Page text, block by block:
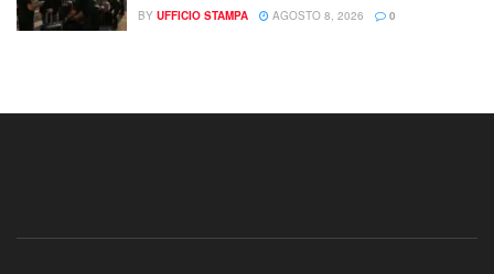
BY UFFICIO STAMPA AGOSTO 8, 2026 0